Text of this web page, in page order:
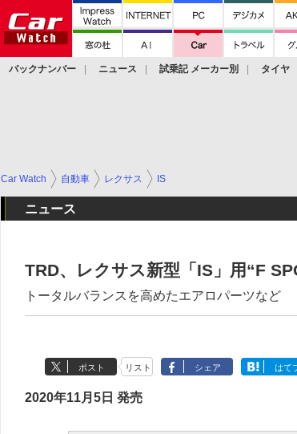
バックナンバー ニュース 試乗記 メーカー別 タイヤ
Car Watch 自動車 レクサス IS
ニュース
TRD、レクサス新型「IS」用“F
トータルバランスを高めたエアロパーツなど
ポスト リスト シェア はて
2020年11月5日 発売